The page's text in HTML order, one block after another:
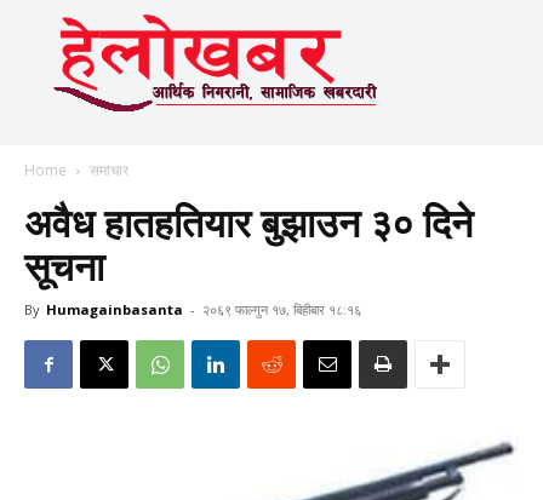
Home समाचार
अवैध हातहतियार बुझाउन ३० दिने
सूचना
By Humagainbasanta - २०६९ फाल्गुन १७, बिहीबार १८:१६